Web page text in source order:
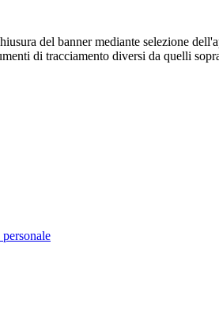
del banner mediante selezione
di tracciamento diversi da quelli